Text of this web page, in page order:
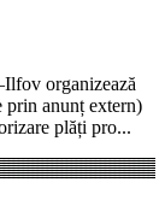
organizează
prin anunț extern)
plăți pro...